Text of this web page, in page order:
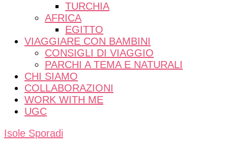
TURCHIA
AFRICA
EGITTO
VIAGGIARE CON BAMBINI
CONSIGLI DI VIAGGIO
PARCHI A TEMA E NATURALI
CHI SIAMO
COLLABORAZIONI
WORK WITH ME
UGC
Isole Sporadi